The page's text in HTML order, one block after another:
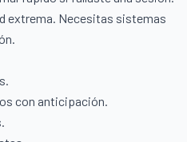
extrema. Necesitas sistemas
con anticipación.